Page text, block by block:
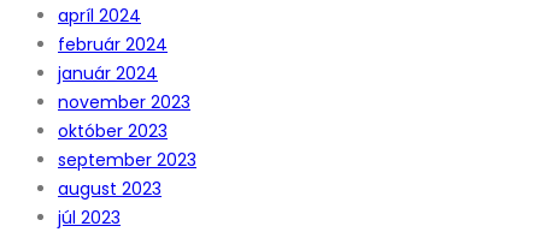
apríl 2024
február 2024
január 2024
november 2023
október 2023
september 2023
august 2023
júl 2023